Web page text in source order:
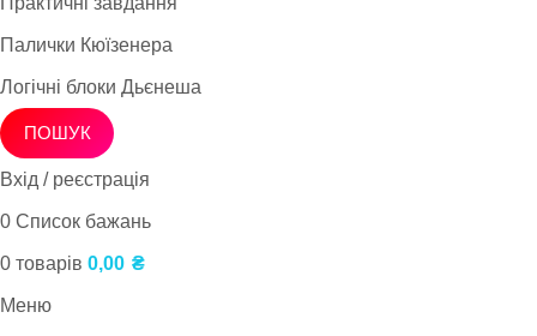
Палички Кюїзенера
Логічні блоки Дьєнеша
ПОШУК
Вхід / реєстрація
0 Список бажань
0 товарів 0,00 ₴
Меню